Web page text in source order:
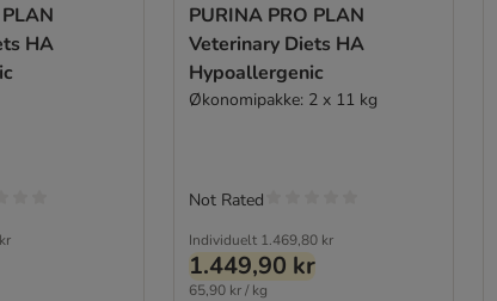
HA
PURINA PRO PLAN
Veterinary Diets HA
Hypoallergenic
Økonomipakke: 2 x 11 kg
Individuelt 1.469,80 kr
1.449,90 kr
65,90 kr / kg
Not Rated